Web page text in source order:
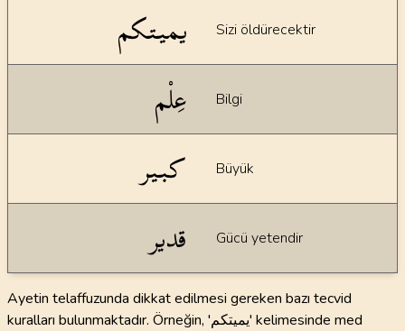
يميتكم Sizi öldürecektir
عِلْم Bilgi
كبير Büyük
قدير Gücü yetendir
Ayetin telaffuzunda dikkat edilmesi gereken bazı tecvid
kuralları bulunmaktadır. Örneğin, 'يميتكم' kelimesinde med